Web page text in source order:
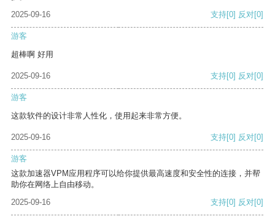
2025-09-16
支持[0] 反对[0]
游客
超棒啊 好用
2025-09-16 支持[0] 反对[0]
游客
这款软件的设计非常人性化，使用起来非常方便。
2025-09-16 支持[0] 反对[0]
游客
这款加速器VPM应用程序可以给你提供最高速度和安全性的连接，并帮
助你在网络上自由移动。
2025-09-16
支持[0] 反对[0]